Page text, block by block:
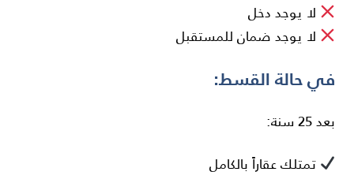
لا يوجد دخل
لا يوجد ضمان للمستقبل
في حالة القسط:
بعد 25 سنة:
تمتلك عقاراً بالكامل